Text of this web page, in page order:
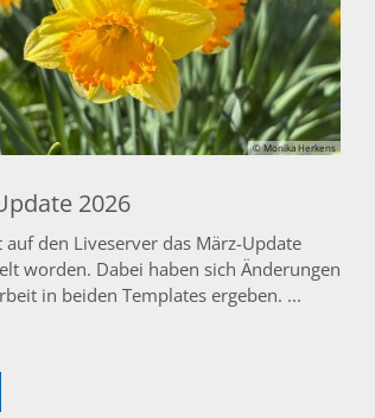
© Monika Herkens
2026
auf den Liveserver das März-Update
worden. Dabei haben sich Änderungen
in beiden Templates ergeben. ...